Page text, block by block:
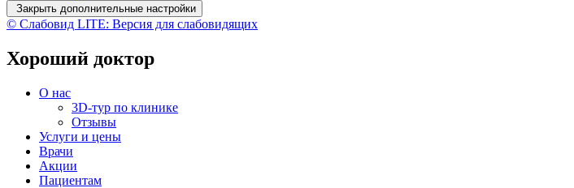
Закрыть дополнительные настройки
© Слабовид LITE: Версия для слабовидящих
Хороший доктор
О нас
3D-тур по клинике
Отзывы
Услуги и цены
Врачи
Акции
Пациентам